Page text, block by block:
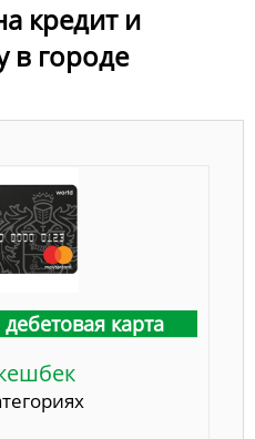
кредит и
в городе
карта